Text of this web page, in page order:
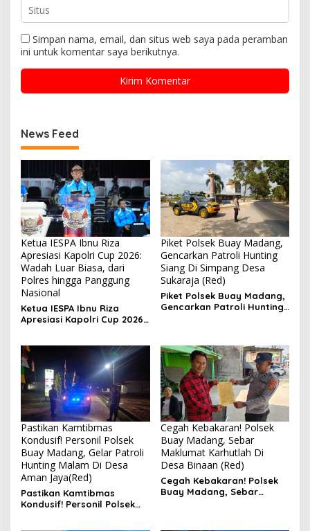
Simpan nama, email, dan situs web saya pada peramban
ini untuk komentar saya berikutnya.
News Feed
Ketua IESPA Ibnu Riza
Apresiasi Kapolri Cup 2026:
Wadah Luar Biasa, dari
Polres hingga Panggung
Nasional
Ketua IESPA Ibnu Riza
Apresiasi Kapolri Cup 2026:
Nasional
Piket Polsek Buay Madang,
Gencarkan Patroli Hunting
Siang Di Simpang Desa
Sukaraja (Red)
Piket Polsek Buay Madang,
Gencarkan Patroli Hunting
Pastikan Kamtibmas
Kondusif! Personil Polsek
Buay Madang, Gelar Patroli
Hunting Malam Di Desa
Aman Jaya(Red)
Pastikan Kamtibmas
Kondusif! Personil Polsek
Cegah Kebakaran! Polsek
Buay Madang, Sebar
Maklumat Karhutlah Di
Desa Binaan (Red)
Cegah Kebakaran! Polsek
Buay Madang, Sebar